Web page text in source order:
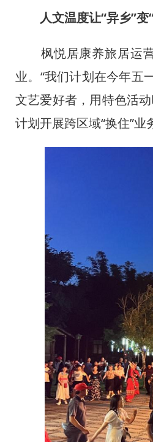
人文温度让“异乡”变
枫悦居康养旅居运营
业。“我们计划在今年五
文艺爱好者，用特色活
计划开展跨区域“换住”